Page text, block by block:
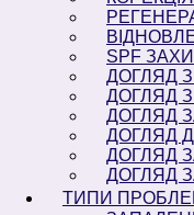
SPF
ДОГЛЯД
ДОГЛЯД
ДОГЛЯД
ДОГЛЯД
ДОГЛЯД
ДОГЛЯД
ТИПИ